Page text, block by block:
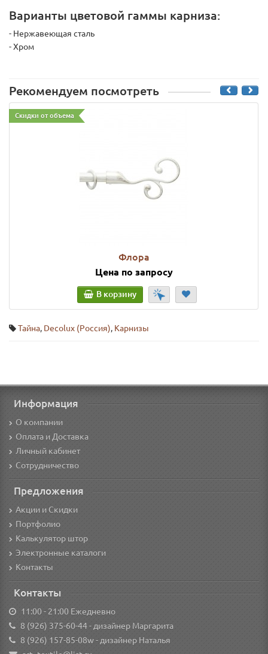
Варианты цветовой гаммы карниза:
- Нержавеющая сталь
- Хром
Рекомендуем посмотреть
Скидки от объема
Флора
Цена по запросу
В корзину
Тайна, Decolux (Россия), Карнизы
Информация
О компании
Оплата и Доставка
Личный кабинет
Сотрудничество
Предложения
Акции и Скидки
Портфолио
Калькулятор штор
Электронные каталоги
Контакты
Контакты
11:00 - 21:00 Ежедневно
8 (926) 375-60-44- дизайнер Маргарита
8 (926) 157-85-08w- дизайнер Наталья